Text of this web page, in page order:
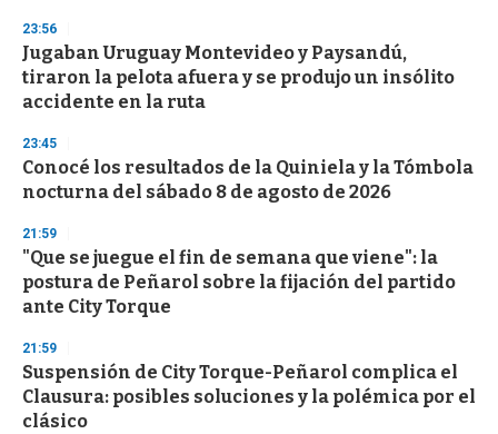
23:56
Jugaban Uruguay Montevideo y Paysandú,
tiraron la pelota afuera y se produjo un insólito
accidente en la ruta
23:45
Conocé los resultados de la Quiniela y la Tómbola
nocturna del sábado 8 de agosto de 2026
21:59
"Que se juegue el fin de semana que viene": la
postura de Peñarol sobre la fijación del partido
ante City Torque
21:59
Suspensión de City Torque-Peñarol complica el
Clausura: posibles soluciones y la polémica por el
clásico